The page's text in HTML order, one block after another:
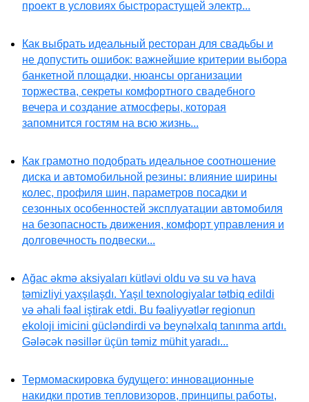
проект в условиях быстрорастущей электр...
Как выбрать идеальный ресторан для свадьбы и
не допустить ошибок: важнейшие критерии выбора
банкетной площадки, нюансы организации
торжества, секреты комфортного свадебного
вечера и создание атмосферы, которая
запомнится гостям на всю жизнь...
Как грамотно подобрать идеальное соотношение
диска и автомобильной резины: влияние ширины
колес, профиля шин, параметров посадки и
сезонных особенностей эксплуатации автомобиля
на безопасность движения, комфорт управления и
долговечность подвески...
Ağac əkmə aksiyaları kütləvi oldu və su və hava
təmizliyi yaxşılaşdı. Yaşıl texnologiyalar tətbiq edildi
və əhali fəal iştirak etdi. Bu fəaliyyətlər regionun
ekoloji imicini gücləndirdi və beynəlxalq tanınma artdı.
Gələcək nəsillər üçün təmiz mühit yaradı...
Термомаскировка будущего: инновационные
накидки против тепловизоров, принципы работы,